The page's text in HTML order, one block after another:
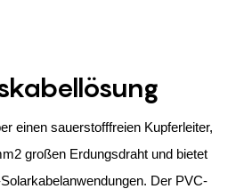
einen sauerstofffreien Kupferleiter,
großen Erdungsdraht und bietet
Der PVC-